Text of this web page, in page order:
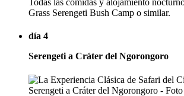
Todas las comidas y alojamiento
Grass Serengeti Bush Camp o similar.
día 4
Serengeti a Cráter del Ngorongoro